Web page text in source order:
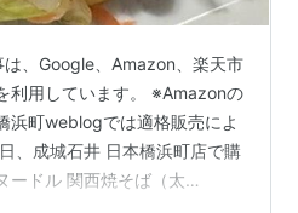
、Google、Amazon、楽天市
利用しています。 ※Amazonの
浜町weblogでは適格販売によ
、成城石井 日本橋浜町店で購
ードル 関西焼そば（太